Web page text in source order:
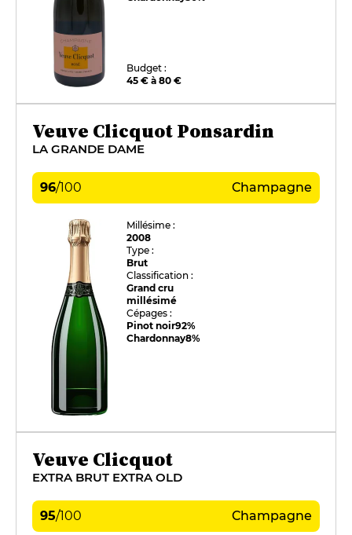
Budget :
45 € à 80 €
Veuve Clicquot Ponsardin
LA GRANDE DAME
96/100 Champagne
Millésime :
2008
Type :
Brut
Classification :
Grand cru
millésimé
Cépages :
Pinot noir92%
Chardonnay8%
Veuve Clicquot
EXTRA BRUT EXTRA OLD
95/100 Champagne